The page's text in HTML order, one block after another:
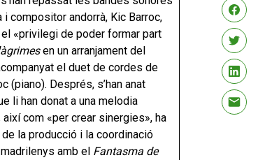
compositor andorrà, Kic Barroc,
«privilegi de poder formar part
en un arranjament del
el duet de cordes de
(piano). Després, s’han anat
li han donat a una melodia
com «per crear sinergies», ha
la producció i la coordinació
amb el Fantasma de